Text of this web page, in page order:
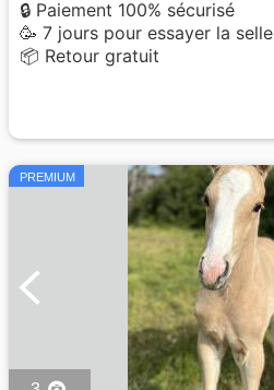
🔒 Paiement 100% sécurisé
🥳 7 jours pour essayer la selle
📦 Retour gratuit
PREMIUM